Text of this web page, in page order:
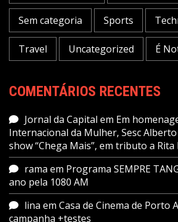
Sem categoria Sports
Travel Uncategorized É
COMENTÁRIOS RECENTES
Jornal da Capital em Em
Internacional da Mulher, Sesc
show “Chega Mais”, em tributo a Rita
rama em Programa SEMPRE
ano pela 1080 AM
lina em Casa de Cinema de Porto
campanha +testes